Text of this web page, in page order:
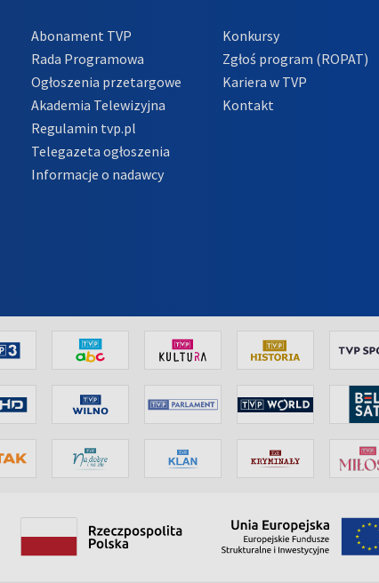
Abonament TVP
Rada Programowa
Ogłoszenia przetargowe
Akademia Telewizyjna
Regulamin tvp.pl
Telegazeta ogłoszenia
Informacje o nadawcy
Konkursy
Zgłoś program (ROPAT)
Kariera w TVP
Kontakt